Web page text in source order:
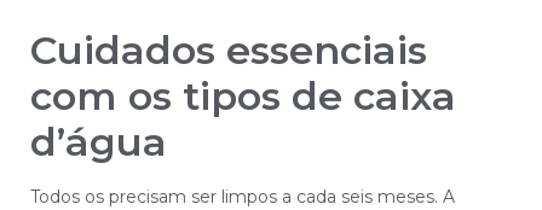
Cuidados essenciais
com os tipos de caixa
d’água
Todos os precisam ser limpos a cada seis meses. A